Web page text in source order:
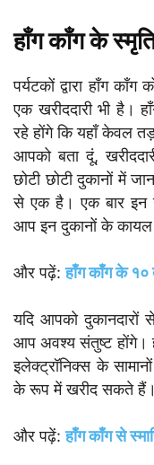
हाँग काँग के
पर्यटकों द्वारा हाँग
एक खरीददारी भी है।
रहे होंगे कि यहाँ केवल
आपको बता दूं,
छोटी छोटी दुकानों में
से एक है। एक बार इन
आप इन दुकानों के कायल
और पढ़ें:हाँग काँग के १०
यदि आपको
आप अवश्य संतुष्ट होंगे।
इलेक्ट्रॉनिक्स के
के रूप में खरीद सकते हैं।
और पढ़ें:हाँग काँग से